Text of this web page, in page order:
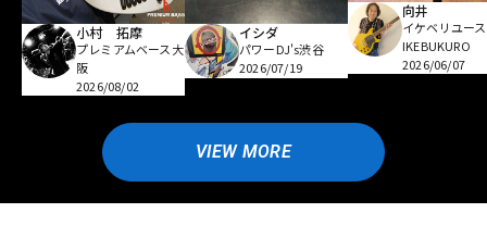
小村 拓摩
プレミアムベース大
阪
2026/08/02
イシダ
パワーDJ's渋谷
2026/07/19
向井
イケベリユース
IKEBUKURO
2026/06/07
VIEW MORE